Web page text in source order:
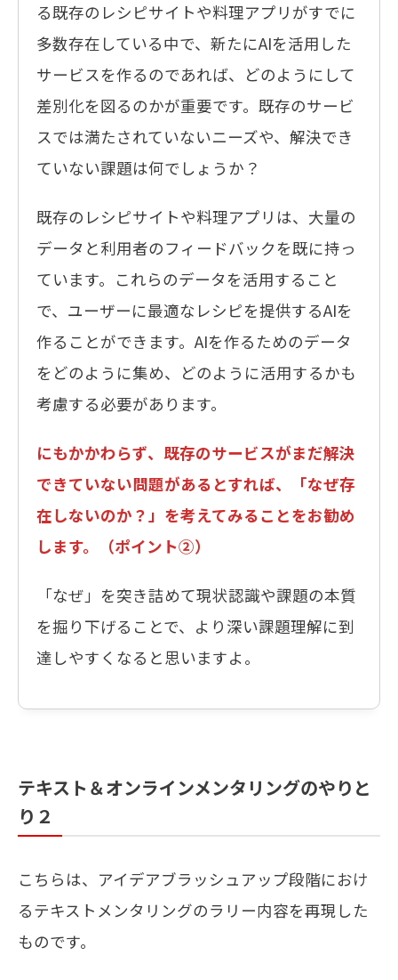
る既存のレシピサイトや料理アプリがすでに
多数存在している中で、新たにAIを活用した
サービスを作るのであれば、どのようにして
差別化を図るのかが重要です。既存のサービ
スでは満たされていないニーズや、解決でき
ていない課題は何でしょうか？
既存のレシピサイトや料理アプリは、大量の
データと利用者のフィードバックを既に持っ
ています。これらのデータを活用すること
で、ユーザーに最適なレシピを提供するAIを
作ることができます。AIを作るためのデータ
をどのように集め、どのように活用するかも
考慮する必要があります。
にもかかわらず、既存のサービスがまだ解決
できていない問題があるとすれば、「なぜ存
在しないのか？」を考えてみることをお勧め
します。（ポイント②）
「なぜ」を突き詰めて現状認識や課題の本質
を掘り下げることで、より深い課題理解に到
達しやすくなると思いますよ。
テキスト＆オンラインメンタリングのやりと
り２
こちらは、アイデアブラッシュアップ段階におけ
るテキストメンタリングのラリー内容を再現した
ものです。